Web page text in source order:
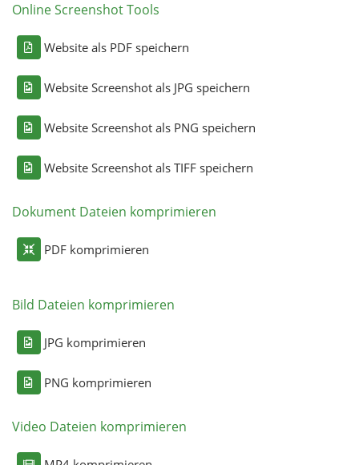
Online Screenshot Tools
Website als PDF speichern
Website Screenshot als JPG speichern
Website Screenshot als PNG speichern
Website Screenshot als TIFF speichern
Dokument Dateien komprimieren
PDF komprimieren
Bild Dateien komprimieren
JPG komprimieren
PNG komprimieren
Video Dateien komprimieren